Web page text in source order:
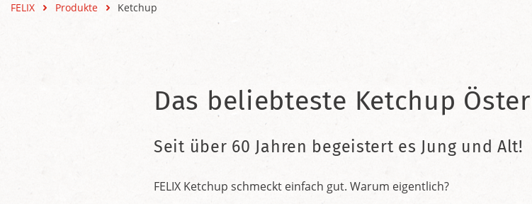
FELIX Produkte Ketchup
Das beliebteste Ketchup
Seit über 60 Jahren begeistert es Jung und Alt!
FELIX Ketchup schmeckt einfach gut. Warum eigentlich?